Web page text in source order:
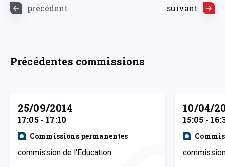
précédent suivant
Précédentes commissions
25/09/2014
17:05 - 17:10
Commissions permanentes
commission de l'Education
10/04/
15:05 -